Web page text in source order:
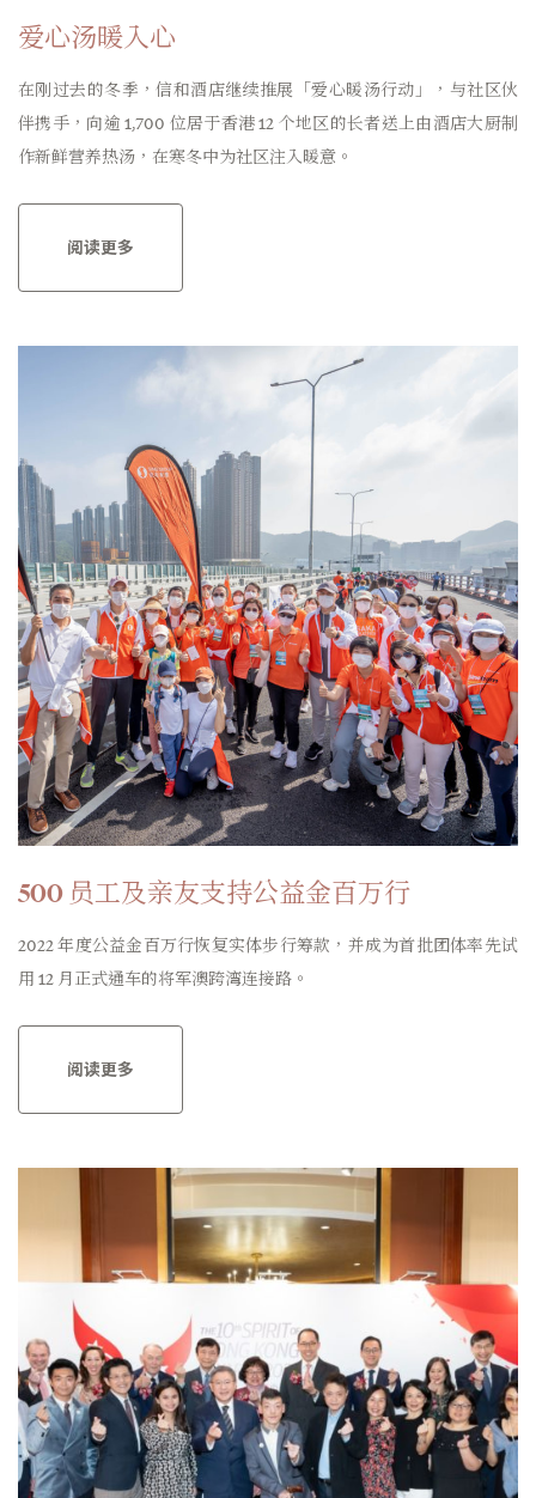
爱心汤暖入心
在刚过去的冬季，信和酒店继续推展「爱心暖汤行动」，与社区伙
伴携手，向逾 1,700 位居于香港 12 个地区的长者送上由酒店大厨制
作新鲜营养热汤，在寒冬中为社区注入暖意。
阅读更多
500 员工及亲友支持公益金百万行
2022 年度公益金百万行恢复实体步行筹款，并成为首批团体率先试
用 12 月正式通车的将军澳跨湾连接路。
阅读更多